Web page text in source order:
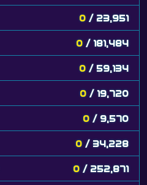
0 / 23,951
0 / 181,484
0 / 59,134
0 / 19,720
0 / 9,570
0 / 34,228
0 / 252,871